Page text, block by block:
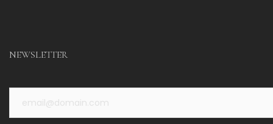
NEWSLETTER